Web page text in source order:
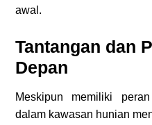
awal.
Tantangan dan
Depan
Meskipun memiliki
dalam kawasan hunian